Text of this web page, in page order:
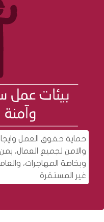
حماية حقوق العمل
والامن لجميع العمال،
وبخاصة المهاجرات،
غير المستقرة